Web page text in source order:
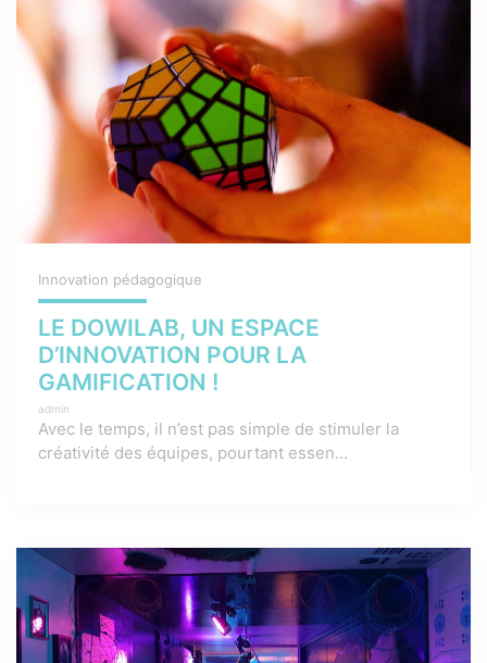
Innovation pédagogique
LE DOWILAB, UN ESPACE
D’INNOVATION POUR LA
GAMIFICATION !
admin
Avec le temps, il n’est pas simple de stimuler la
créativité des équipes, pourtant essen...